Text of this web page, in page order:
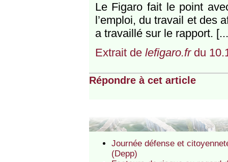
Le Figaro fait le point
l’emploi, du travail et des
a travaillé sur le rapport.
Extrait de lefigaro.frdu
Répondre à cet article
Journée défense et
(Depp)